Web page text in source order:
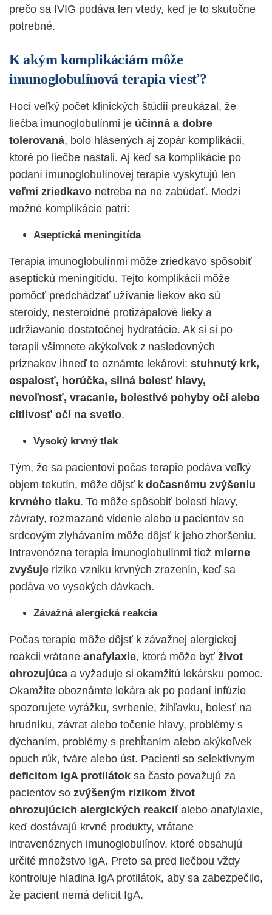
prečo sa IVIG podáva len vtedy, keď je to skutočne
potrebné.
K akým komplikáciám môže
imunoglobulínová terapia viesť?
Hoci veľký počet klinických štúdií preukázal, že
liečba imunoglobulínmi je účinná a dobre
tolerovaná, bolo hlásených aj zopár komplikácii,
ktoré po liečbe nastali. Aj keď sa komplikácie po
podaní imunoglobulínovej terapie vyskytujú len
veľmi zriedkavo netreba na ne zabúdať. Medzi
možné komplikácie patrí:
Aseptická meningitída
Terapia imunoglobulínmi môže zriedkavo spôsobiť
aseptickú meningitídu. Tejto komplikácii môže
pomôcť predchádzať užívanie liekov ako sú
steroidy, nesteroidné protizápalové lieky a
udržiavanie dostatočnej hydratácie. Ak si si po
terapii všimnete akýkoľvek z nasledovných
príznakov ihneď to oznámte lekárovi: stuhnutý krk,
ospalosť, horúčka, silná bolesť hlavy,
nevoľnosť, vracanie, bolestivé pohyby očí alebo
citlivosť očí na svetlo.
Vysoký krvný tlak
Tým, že sa pacientovi počas terapie podáva veľký
objem tekutín, môže dôjsť k dočasnému zvýšeniu
krvného tlaku. To môže spôsobiť bolesti hlavy,
závraty, rozmazané videnie alebo u pacientov so
srdcovým zlyhávaním môže dôjsť k jeho zhoršeniu.
Intravenózna terapia imunoglobulínmi tiež mierne
zvyšuje riziko vzniku krvných zrazenín, keď sa
podáva vo vysokých dávkach.
Závažná alergická reakcia
Počas terapie môže dôjsť k závažnej alergickej
reakcii vrátane anafylaxie, ktorá môže byť život
ohrozujúca a vyžaduje si okamžitú lekársku pomoc.
Okamžite oboznámte lekára ak po podaní infúzie
spozorujete vyrážku, svrbenie, žihľavku, bolesť na
hrudníku, závrat alebo točenie hlavy, problémy s
dýchaním, problémy s prehĺtaním alebo akýkoľvek
opuch rúk, tváre alebo úst. Pacienti so selektívnym
deficitom IgA protilátok sa často považujú za
pacientov so zvýšeným rizikom život
ohrozujúcich alergických reakcií alebo anafylaxie,
keď dostávajú krvné produkty, vrátane
intravenóznych imunoglobulínov, ktoré obsahujú
určité množstvo IgA. Preto sa pred liečbou vždy
kontroluje hladina IgA protilátok, aby sa zabezpečilo,
že pacient nemá deficit IgA.